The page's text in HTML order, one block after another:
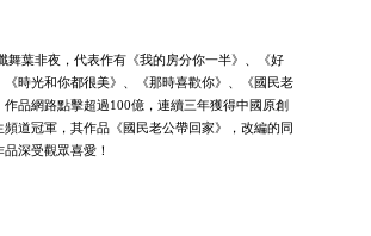
舞葉非夜，代表作有《我的房分你一半》、《好
《時光和你都很美》、《那時喜歡你》、《國民老
作品網路點擊超過100億，連續三年獲得中國原創
頻道冠軍，其作品《國民老公帶回家》，改編的同
深受觀眾喜愛！